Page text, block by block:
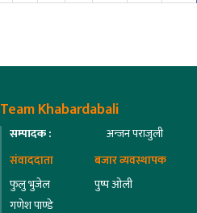
Team Khabardabali
सम्पादक :
अन्जन पराजुली
संवाददाता
फुलु भुजेल
गणेश पाण्डे
बजार व्यवस्थापक
पुष्प ओली